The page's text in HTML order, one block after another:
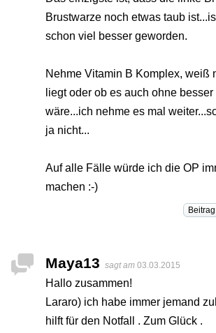
Brustwarze noch etwas taub
schon viel besser geworden.
Nehme Vitamin B Komplex, weiß
liegt oder ob es auch ohne
wäre...ich nehme es mal
ja nicht...
Auf alle Fälle würde ich die OP
machen :-)
Maya13 sagt am 03.03.2015
Hallo zusammen!
Lararo) ich habe immer jemand
hilft für den Notfall . Zum Glück .